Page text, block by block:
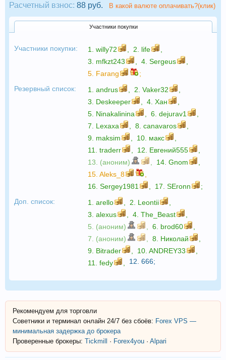
Расчетный взнос: 88 руб. В какой валюте оплачивать?(клик)
Участники покупки
Участники покупки: 1. willy72 2. life
3. mfkzt243 4. Sergeus
5. Farang
;
Резервный список:
1. andrus 2. Vaker32
3. Deskeeper 4. Хан
5. Ninakalinina 6. dejurav1
7. Lexaxa 8. canavaros
9. maksim 10. макс
11. traderr 12. Евгений555
13. (аноним)
14. Gnom
15. Aleks_8
16. Sergey1981 17. SEronn
;
Доп. список:
1. arello 2. Leontii
3. alexus 4. The_Beast
5. (аноним)
6. brod60
7. (аноним)
8. Николай
9. Bitrader 10. ANDREY33
11. fedy 12. 666;
Рекомендуем для торговли
Советники и терминал онлайн 24/7 без сбоёв: Forex VPS —
минимальная задержка до брокера
Проверенные брокеры: Tickmill · Forex4you · Alpari